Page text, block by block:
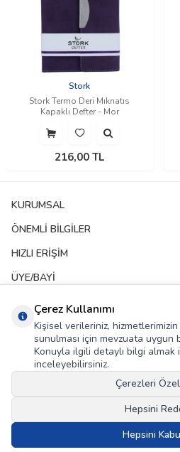
Stork
Stork Termo Deri Mıknatıs
Kapaklı Defter - Mor
216,00 TL
KURUMSAL
ÖNEMLI BILGILER
HIZLI ERIŞIM
ÜYE/BAYI
E-Bülten
Kampanya ve yeniliklerden haberdar
KVKK Sözleşmesi'ni, Okudum, Kabul
Çerez Kullanımı
Kişisel verileriniz,
sunulması için mevzuata uygun
Konuyla ilgili detaylı bilgi almak
inceleyebilirsiniz.
Çerezleri
Hepsini
Hepsini